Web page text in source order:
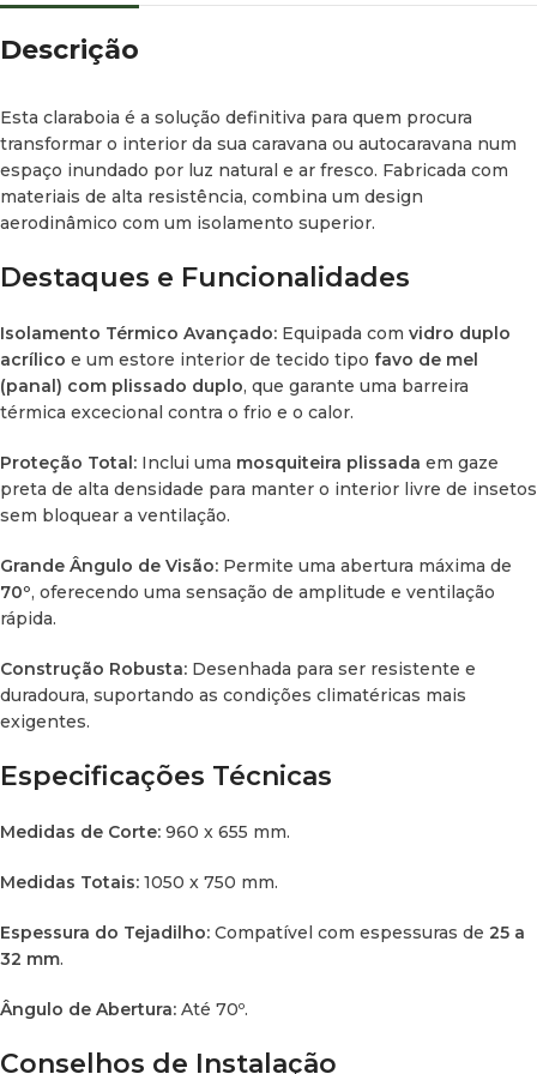
a 32 mm.
Ângulo de Abertura: Até 70º.
Conselhos de Instalação
Para garantir uma montagem profissional e evitar
Estanqueidade:
entre a claraboia e o tejadilho.
Fixação e Acabamento:Utilizepolímero MSno rebordo
exterior para garantir uma aderência estrutural e resistência
máxima aos raios UV.
Descrição
Esta claraboia é a solução definitiva para quem procura
transformar o interior da sua caravana ou autocaravana num
espaço inundado por luz natural e ar fresco. Fabricada com
materiais de alta resistência, combina um design
aerodinâmico com um isolamento superior.
Destaques e Funcionalidades
Isolamento Térmico Avançado: Equipada com vidro duplo
acrílico e um estore interior de tecido tipo favo de mel
(panal) com plissado duplo, que garante uma barreira
térmica excecional contra o frio e o calor.
Proteção Total: Inclui uma mosquiteira plissada em gaze
preta de alta densidade para manter o interior livre de insetos
sem bloquear a ventilação.
Grande Ângulo de Visão: Permite uma abertura máxima de
70º, oferecendo uma sensação de amplitude e ventilação
rápida.
Construção Robusta: Desenhada para ser resistente e
duradoura, suportando as condições climatéricas mais
exigentes.
Especificações Técnicas
Medidas de Corte: 960 x 655 mm.
Medidas Totais: 1050 x 750 mm.
Espessura do Tejadilho: Compatível com espessuras de 25 a
32 mm.
Ângulo de Abertura: Até 70º.
Conselhos de Instalação